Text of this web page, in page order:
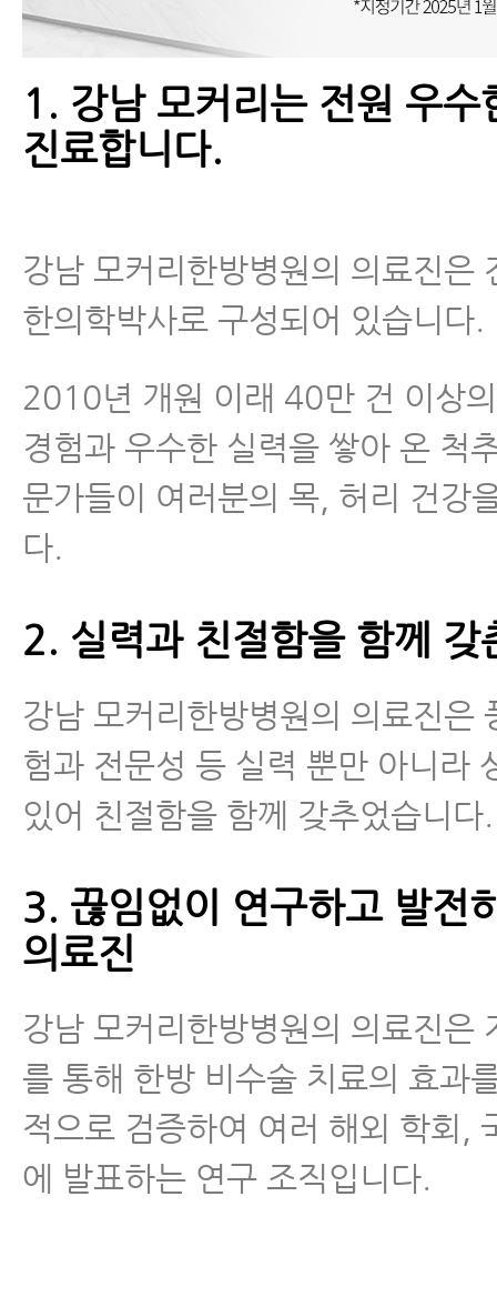
교통사고 후 입원 병원 어떻게 고르
자동차사고병원 잘 고르는 법 8가지
1. 강남 모커리는 전원 우수
진료합니다.
강남 모커리한방병원의 의료진은
한의학박사로 구성되어 있습니다.
2010년 개원 이래 40만 건 이상
경험과 우수한 실력을 쌓아 온 척
문가들이 여러분의 목, 허리 건강
다.
2. 실력과 친절함을 함께 갖
강남 모커리한방병원의 의료진은
험과 전문성 등 실력 뿐만 아니라
있어 친절함을 함께 갖추었습니다.
3. 끊임없이 연구하고 발전
의료진
강남 모커리한방병원의 의료진은
를 통해 한방 비수술 치료의 효과
적으로 검증하여 여러 해외 학회,
에 발표하는 연구 조직입니다.